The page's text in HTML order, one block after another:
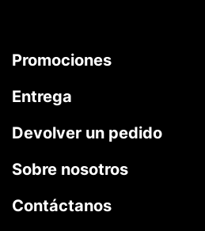
Promociones
Entrega
Devolver un pedido
Sobre nosotros
Contáctanos